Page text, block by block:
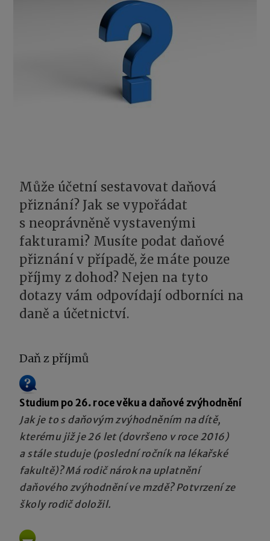
Může účetní sestavovat daňová
přiznání? Jak se vypořádat
s neoprávněně vystavenými
fakturami? Musíte podat daňové
přiznání v případě, že máte pouze
příjmy z dohod? Nejen na tyto
dotazy vám odpovídají odborníci na
daně a účetnictví.
Daň z příjmů
Studium po 26. roce věku a daňové zvýhodnění
Jak je to s daňovým zvýhodněním na dítě,
kterému již je 26 let (dovršeno v roce 2016)
a stále studuje (poslední ročník na lékařské
fakultě)? Má rodič nárok na uplatnění
daňového zvýhodnění ve mzdě? Potvrzení ze
školy rodič doložil.